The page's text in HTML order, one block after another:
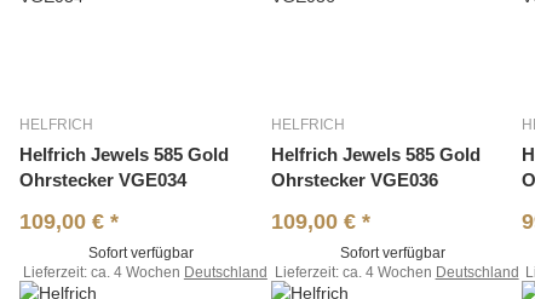
HELFRICH
Helfrich Jewels 585 Gold
Ohrstecker VGE034
109,00 € *
Sofort verfügbar
Lieferzeit: ca. 4 Wochen Deutschland
HELFRICH
Helfrich Jewels 585 Gold
Ohrstecker VGE036
109,00 € *
Sofort verfügbar
Lieferzeit: ca. 4 Wochen Deutschland